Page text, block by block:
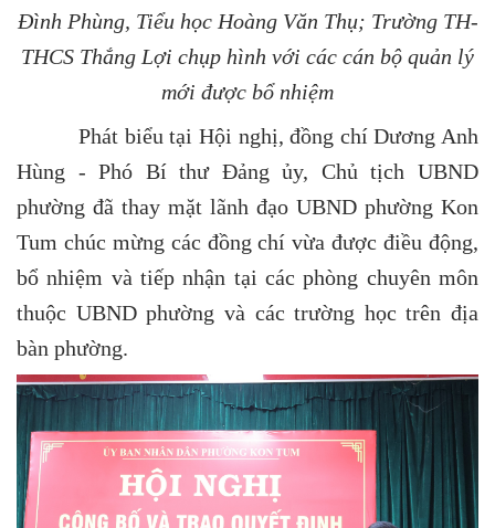
Đình Phùng, Tiểu học Hoàng Văn Thụ; Trường TH-
THCS Thắng Lợi chụp hình với các cán bộ quản lý
mới được bổ nhiệm
Phát biểu tại Hội nghị, đồng chí Dương Anh
Hùng - Phó Bí thư Đảng ủy, Chủ tịch UBND
phường đã thay mặt lãnh đạo UBND phường Kon
Tum chúc mừng các đồng chí vừa được điều động,
bổ nhiệm và tiếp nhận tại các phòng chuyên môn
thuộc UBND phường và các trường học trên địa
bàn phường.